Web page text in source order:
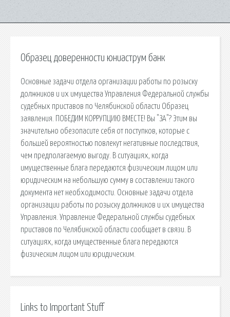
Образец доверенности юниаструм банк
Основные задачи отдела организации работы по розыску
должников и их имущества Управления Федеральной службы
судебных приставов по Челябинской области Образец
заявления. ПОБЕДИМ КОРРУПЦИЮ ВМЕСТЕ! Вы "ЗА"? Этим вы
значительно обезопасите себя от поступков, которые с
большей вероятностью повлекут негативные последствия,
чем предполагаемую выгоду. В ситуациях, когда
имущественные блага передаются физическим лицом или
юридическим на небольшую сумму в составлении такого
документа нет необходимости. Основные задачи отдела
организации работы по розыску должников и их имущества
Управления. Управление Федеральной службы судебных
приставов по Челябинской области сообщает в связи. В
ситуациях, когда имущественные блага передаются
физическим лицом или юридическим.
Links to Important Stuff